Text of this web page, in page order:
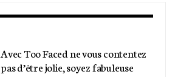
Avec Too Faced ne vous contentez
pas d’être jolie, soyez fabuleuse